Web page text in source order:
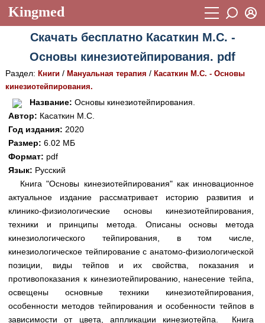
Kingmed
Учебный материал
Видеогалерея 899
Фотогалерея (1906)
Истории болезней
Лекции и презентации
Аккредитационные тесты
Методические рекомендации
Научно-популярное
Статьи
Медицинская стандартизация
Нормативы экстренной и неотложной помощи
Нормы лабораторных и инструментальных
Пароль
Восстановить пароль
Регистрация
Скачать бесплатно Касаткин М.С. -
Основы кинезиотейпирования. pdf
Раздел: Книги/ Мануальная терапия / Касаткин М.С. - Основы
кинезиотейпирования.
Название: Основы кинезиотейпирования.
Автор: Касаткин М.С.
Год издания: 2020
Размер: 6.02 МБ
Формат: pdf
Язык: Русский
Книга "Основы кинезиотейпирования" как инновационное
актуальное издание рассматривает историю развития и
клинико-физиологические основы кинезиотейпирования,
техники и принципы метода. Описаны основы метода
кинезиологического тейпирования, в том числе,
кинезиологическое тейпирование с анатомо-физиологической
позиции, виды тейпов и их свойства, показания и
противопоказания к кинезиотейпированию, нанесение тейпа,
освещены основные техники кинезиотейпирования,
особенности методов тейпирования и особенности тейпов в
зависимости от цвета, аппликации кинезиотейпа. Книга